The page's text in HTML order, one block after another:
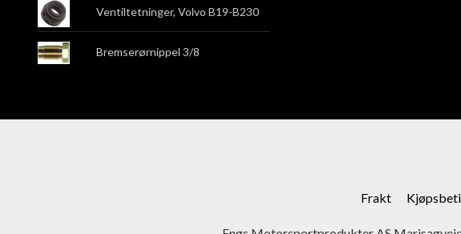
Ventiltetninger, Volvo B19-B230
Bremserørnippel 3/8
Frakt